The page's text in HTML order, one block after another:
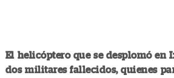
El helicóptero que se desplomó en
dos militares fallecidos, quienes